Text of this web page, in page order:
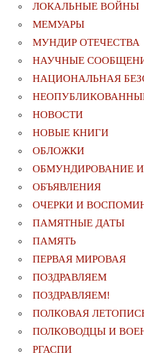
ЛОКАЛЬНЫЕ ВОЙНЫ
МЕМУАРЫ
МУНДИР ОТЕЧЕСТВА
НАУЧНЫЕ
НАЦИОНАЛЬНАЯ
НОВОСТИ
НОВЫЕ КНИГИ
ОБЛОЖКИ
ОБМУНДИРОВАНИЕ
ОБЪЯВЛЕНИЯ
ОЧЕРКИ И
ПАМЯТНЫЕ ДАТЫ
ПАМЯТЬ
ПЕРВАЯ МИРОВАЯ
ПОЗДРАВЛЯЕМ
ПОЗДРАВЛЯЕМ!
ПОЛКОВАЯ
ПОЛКОВОДЦЫ И
РГАСПИ